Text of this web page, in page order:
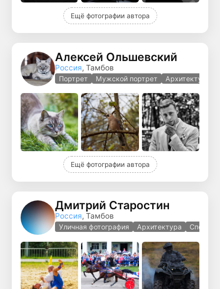
Ещё фотографии автора
Алексей Ольшевский
Россия, Тамбов
Портрет Мужской портрет Архитектура
Ещё фотографии автора
Дмитрий Старостин
Россия, Тамбов
Уличная фотография Архитектура Спорт